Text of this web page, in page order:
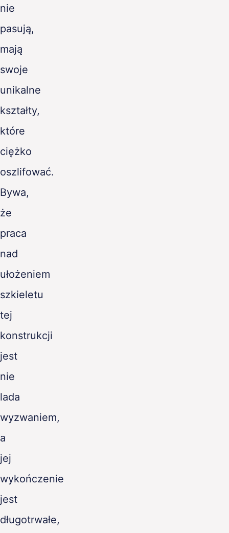
nie
pasują,
mają
swoje
unikalne
kształty,
które
ciężko
oszlifować.
Bywa,
że
praca
nad
ułożeniem
szkieletu
tej
konstrukcji
jest
nie
lada
wyzwaniem,
a
jej
wykończenie
jest
długotrwałe,